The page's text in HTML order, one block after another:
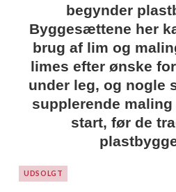
begynder
Byggesættene her
brug af lim og
limes efter ønske
under leg, og nogle
supplerende
start, før de
UDSOLGT